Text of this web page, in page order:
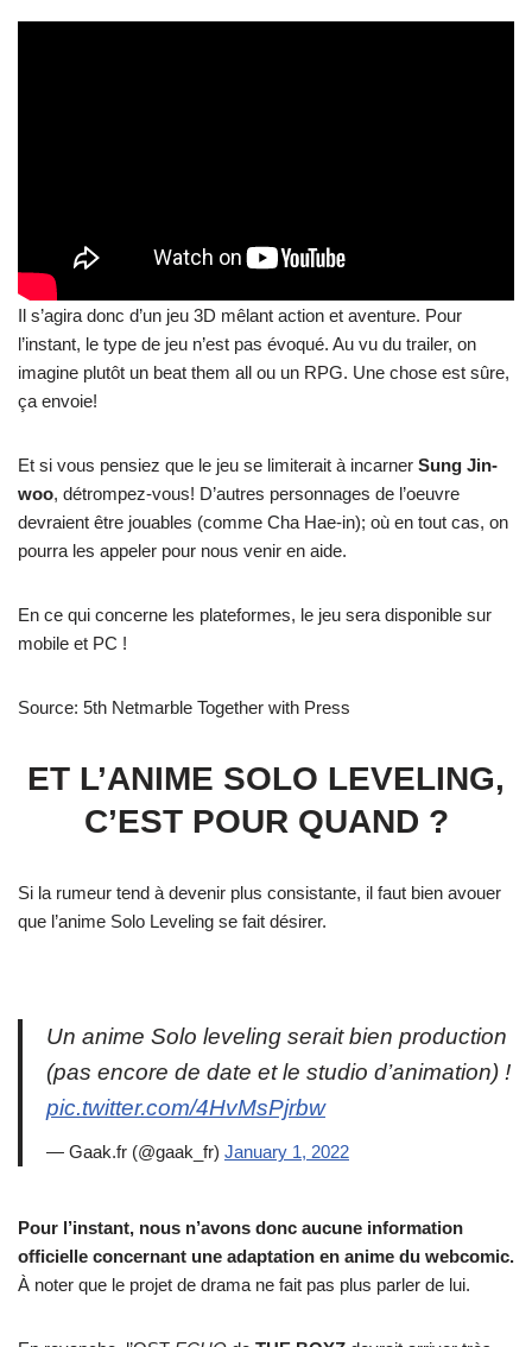
Il s’agira donc d’un jeu 3D mêlant action et aventure. Pour
l’instant, le type de jeu n’est pas évoqué. Au vu du trailer, on
imagine plutôt un beat them all ou un RPG. Une chose est sûre,
ça envoie!
Et si vous pensiez que le jeu se limiterait à incarner Sung Jin-
woo, détrompez-vous! D’autres personnages de l’oeuvre
devraient être jouables (comme Cha Hae-in); où en tout cas, on
pourra les appeler pour nous venir en aide.
En ce qui concerne les plateformes, le jeu sera disponible sur
mobile et PC !
Source: 5th Netmarble Together with Press
ET L’ANIME SOLO LEVELING,
C’EST POUR QUAND ?
Si la rumeur tend à devenir plus consistante, il faut bien avouer
que l’anime Solo Leveling se fait désirer.
Un anime Solo leveling serait bien production
(pas encore de date et le studio d’animation) !
pic.twitter.com/4HvMsPjrbw
— Gaak.fr (@gaak_fr) January 1, 2022
Pour l’instant, nous n’avons donc aucune information
officielle concernant une adaptation en anime du webcomic.
À noter que le projet de drama ne fait pas plus parler de lui.